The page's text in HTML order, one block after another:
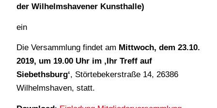
der Wilhelmshavener Kunsthalle)
ein
Die Versammlung findet am Mittwoch, dem 23.10.
2019, um 19.00 Uhr im ‚Ihr Treff auf
Siebethsburg‘, Störtebekerstraße 14, 26386
Wilhelmshaven, statt.